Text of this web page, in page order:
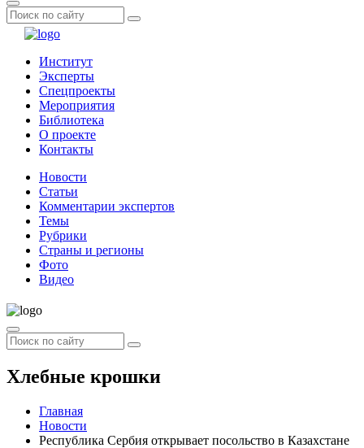
Институт
Эксперты
Спецпроекты
Мероприятия
Библиотека
О проекте
Контакты
Новости
Статьи
Комментарии экспертов
Темы
Рубрики
Страны и регионы
Фото
Видео
Хлебные крошки
Главная
Новости
Республика Сербия открывает посольство в Казахстане